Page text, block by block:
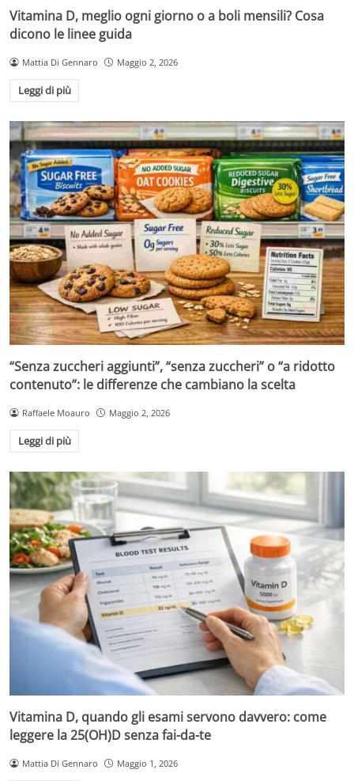
Vitamina D, meglio ogni giorno o a boli mensili? Cosa
dicono le linee guida
Mattia Di Gennaro Maggio 2, 2026
Leggi di più
“Senza zuccheri aggiunti”, “senza zuccheri” o “a ridotto
contenuto”: le differenze che cambiano la scelta
Raffaele Moauro Maggio 2, 2026
Leggi di più
Vitamina D, quando gli esami servono davvero: come
leggere la 25(OH)D senza fai-da-te
Mattia Di Gennaro Maggio 1, 2026